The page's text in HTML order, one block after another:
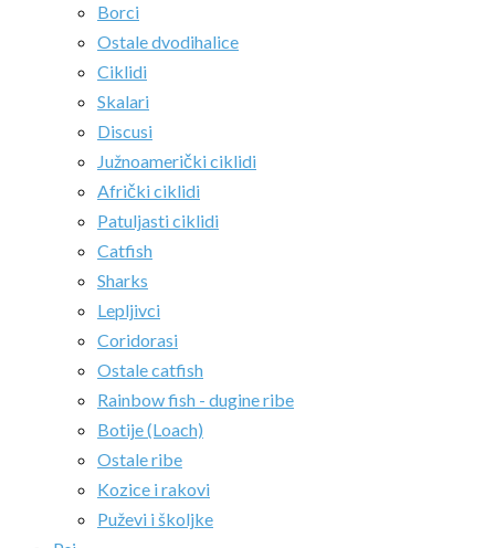
Borci
Ostale dvodihalice
Ciklidi
Skalari
Discusi
Južnoamerički ciklidi
Afrički ciklidi
Patuljasti ciklidi
Catfish
Sharks
Lepljivci
Coridorasi
Ostale catfish
Rainbow fish - dugine ribe
Botije (Loach)
Ostale ribe
Kozice i rakovi
Puževi i školjke